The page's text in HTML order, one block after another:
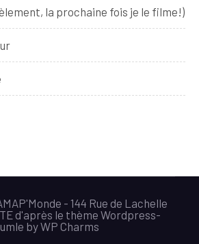
la prochaine fois je le filme!)
- 144 Rue de Lachelle
d'après le thème Wordpress-
byWP Charms